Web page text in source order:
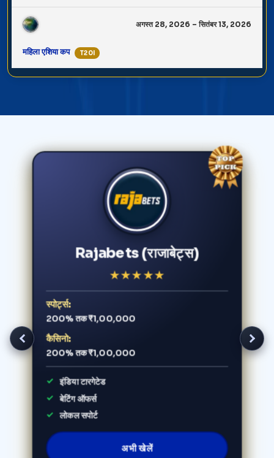
महिला एशिया कप T20I
अगस्त 28, 2026 – सितंबर 13, 2026
Rajabets (राजाबेट्स)
★★★★★
स्पोर्ट्स:
200% तक ₹1,00,000
कैसिनो:
200% तक ₹1,00,000
इंडिया टारगेटेड
बेटिंग ऑफर्स
लोकल सपोर्ट
अभी खेलें